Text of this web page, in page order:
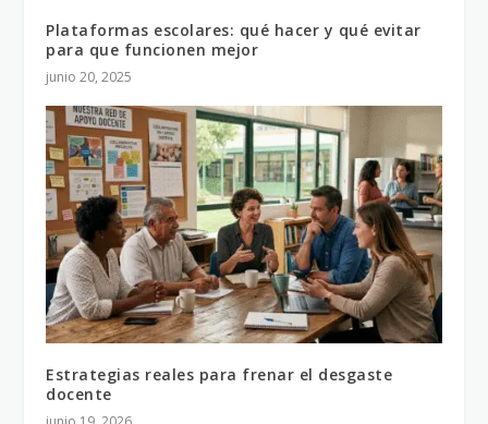
Plataformas escolares: qué hacer y qué evitar
para que funcionen mejor
junio 20, 2025
Estrategias reales para frenar el desgaste
docente